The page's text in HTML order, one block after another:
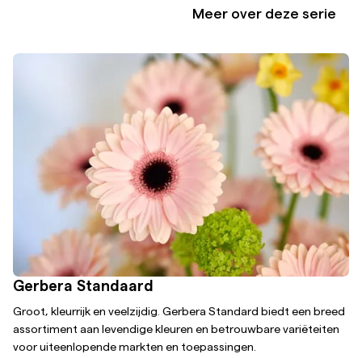
Meer over deze serie
Gerbera Standaard
Groot, kleurrijk en veelzijdig. Gerbera Standard biedt een breed
assortiment aan levendige kleuren en betrouwbare variëteiten
voor uiteenlopende markten en toepassingen.